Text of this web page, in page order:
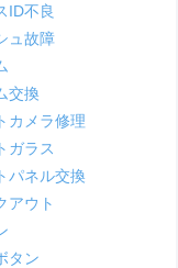
ID不良
ュ故障
交換
カメラ修理
ガラス
パネル交換
アウト
タン